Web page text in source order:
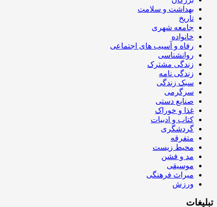
بهداشت و سلامت
تاریخ
جامعه شهری
خانواده
رفاه و آسیب های اجتماعی
روانشناسی
زندگی مشترک
زندگی نامه
سبک زندگی
سرگرمی
صنایع دستی
غذا و خوراک
کتاب و ادبیات
گردشگری
متفرقه
محیط زیست
مد و فشن
موسیقی
میراث فرهنگی
ورزش
تبلیغات